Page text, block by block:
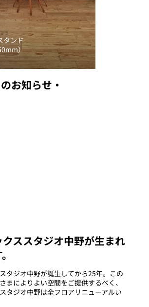
タンド
）
お知らせ・
ススタジオ中野が生まれ
タジオ中野が誕生してから25年。この
まによりよい空間をご提供するべく、
タジオ中野は全フロアリニューアルい